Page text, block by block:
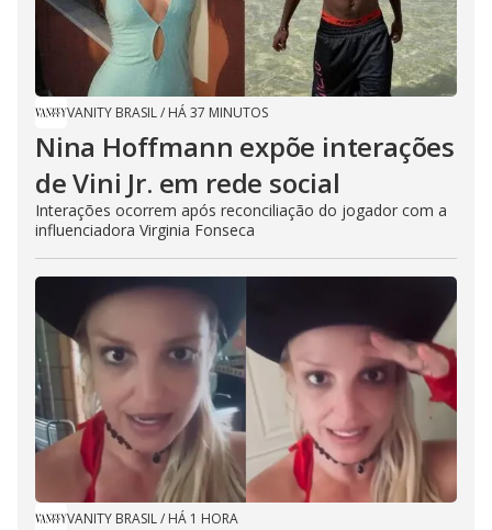
VANITY BRASIL/ HÁ 37 MINUTOS
Nina Hoffmann expõe interações
de Vini Jr. em rede social
Interações ocorrem após reconciliação do jogador com a
influenciadora Virginia Fonseca
VANITY BRASIL/ HÁ 1 HORA